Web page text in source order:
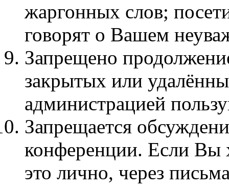
жаргонных слов;
говорят о Вашем
Запрещено
закрытых или
администрацией
Запрещается
конференции. Если Вы
это лично, через